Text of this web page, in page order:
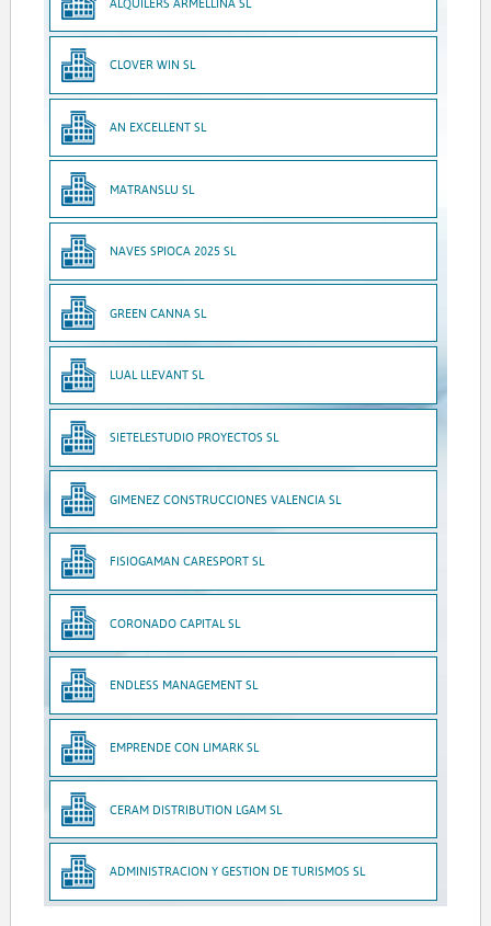
CLOVER WIN SL
AN EXCELLENT SL
MATRANSLU SL
NAVES SPIOCA 2025 SL
GREEN CANNA SL
LUAL LLEVANT SL
SIETELESTUDIO PROYECTOS SL
GIMENEZ CONSTRUCCIONES VALENCIA SL
FISIOGAMAN CARESPORT SL
CORONADO CAPITAL SL
ENDLESS MANAGEMENT SL
EMPRENDE CON LIMARK SL
CERAM DISTRIBUTION LGAM SL
ADMINISTRACION Y GESTION DE TURISMOS SL